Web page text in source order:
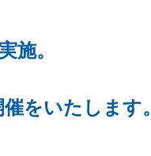
施。
をいたします。